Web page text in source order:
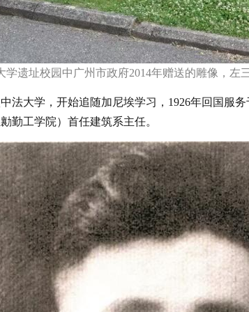
学遗址校园中广州市政府2014年赠送的雕像，左
法大学，开始追随加尼埃学习，1926年回国服
勤工学院）首任建筑系主任。